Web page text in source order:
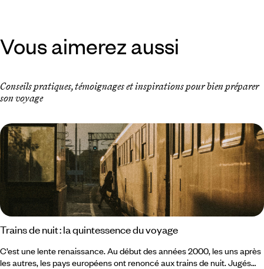
Vous aimerez aussi
Conseils pratiques, témoignages et inspirations pour bien préparer
son voyage
Trains de nuit : la quintessence du voyage
C’est une lente renaissance. Au début des années 2000, les uns après
les autres, les pays européens ont renoncé aux trains de nuit. Jugés